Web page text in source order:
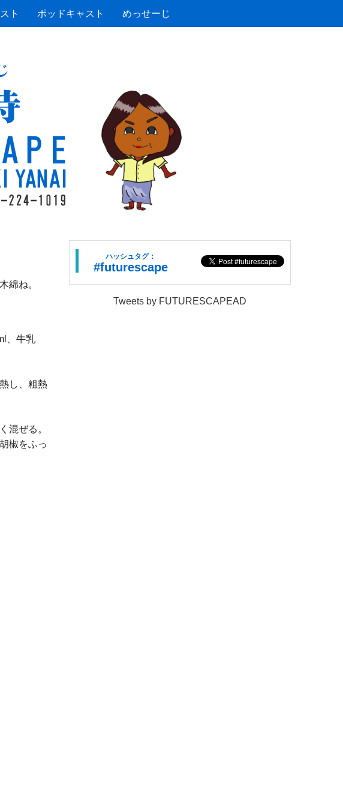
ト ポッドキャスト めっせーじ
綿ね。
、牛乳
し、粗熱
混ぜる。
椒をふっ
ハッシュタグ：
#futurescape
Tweets by FUTURESCAPEAD